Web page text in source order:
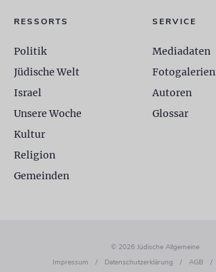
RESSORTS
Politik
Jüdische Welt
Israel
Unsere Woche
Kultur
Religion
Gemeinden
SERVICE
Mediadaten
Fotogalerien
Autoren
Glossar
© 2026 Jüdische Allgemeine
Impressum
/ Datenschutzerklärung / AGB /